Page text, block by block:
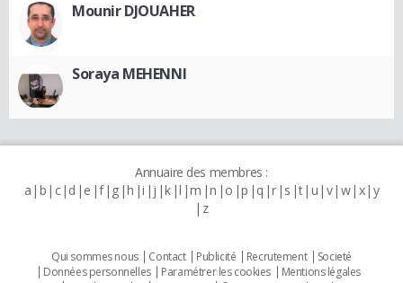
Mounir DJOUAHER
Soraya MEHENNI
Annuaire des membres :
a b c d e f g h i j k l m n o p q r s t u v w x y
z
Qui sommes nous Contact Publicité Recrutement
Societé
Données personnelles
Paramétrer les cookies
Mentions légales